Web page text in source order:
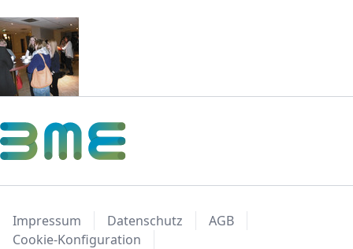
Impressum Datenschutz
AGB
Cookie-Konfiguration